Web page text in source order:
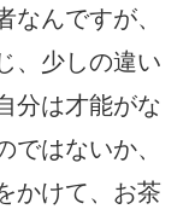
なんですが、
、少しの違い
分は才能がな
ではないか、
かけて、お茶